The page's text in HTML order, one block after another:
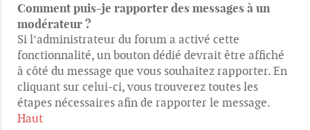
Comment puis-je rapporter des messages à un
modérateur ?
Si l’administrateur du forum a activé cette
fonctionnalité, un bouton dédié devrait être affiché
à côté du message que vous souhaitez rapporter. En
cliquant sur celui-ci, vous trouverez toutes les
étapes nécessaires afin de rapporter le message.
Haut